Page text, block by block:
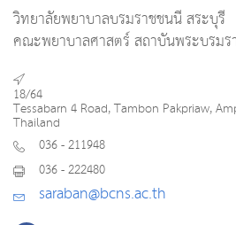
วิทยาลัยพยาบาลบรมราชชนนี สระบุรี
คณะพยาบาลศาสตร์ สถาบันพระบรมร
18/64
Tessabarn 4 Road, Tambon Pakpriaw,
Thailand
036 - 211948
036 - 222480
saraban@bcns.ac.th